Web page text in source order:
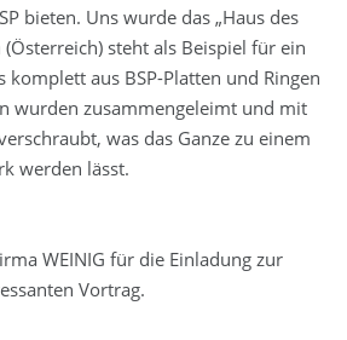
bieten. Uns wurde das „Haus des
(Österreich) steht als Beispiel für ein
komplett aus BSP-Platten und Ringen
wurden zusammengeleimt und mit
was das Ganze zu einem
werden lässt.
WEINIG für die Einladung zur
Vortrag.